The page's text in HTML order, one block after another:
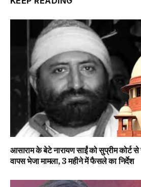
आसाराम के बेटे नारायण साईं को सुप्रीम कोर्ट से
वापस भेजा मामला, 3 महीने में फैसले का निर्देश